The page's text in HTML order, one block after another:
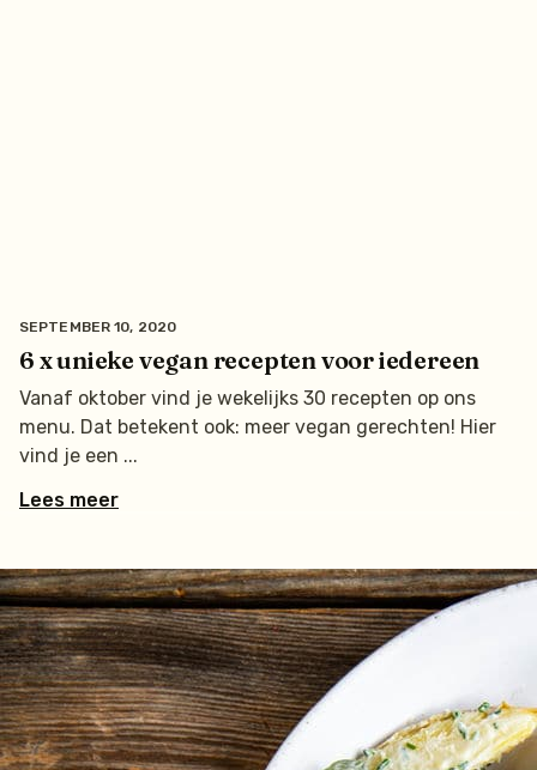
6 x unieke vegan recepten voor iedereen
SEPTEMBER 10, 2020
Vanaf oktober vind je wekelijks 30 recepten op ons
menu. Dat betekent ook: meer vegan gerechten! Hier
vind je een
Lees meer